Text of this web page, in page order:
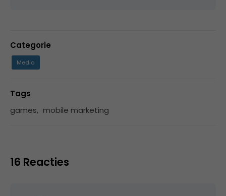
Categorie
Media
Tags
games, mobile marketing
16 Reacties